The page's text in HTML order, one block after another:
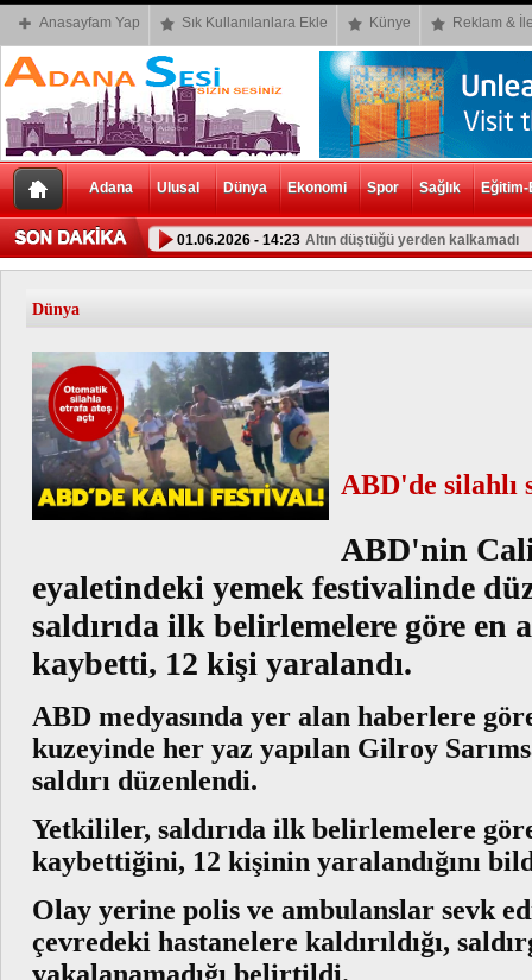
Anasayfam Yap Sık Kullanılanlara Ekle Künye Reklam &
Adana Ulusal Dünya Ekonomi Spor Sağlık
01.06.2026 - 14:23 Altın düştüğü yerden kalkamadı
Dünya
ABD'de silahlı
ABD'nin
eyaletindeki yemek festivalinde
saldırıda ilk belirlemelere göre en
kaybetti, 12 kişi yaralandı.
ABD medyasında yer alan haberlere
kuzeyinde her yaz yapılan Gilroy
saldırı düzenlendi.
Yetkililer, saldırıda ilk belirlemelere
kaybettiğini, 12 kişinin yaralandığını
Olay yerine polis ve ambulanslar sevk
çevredeki hastanelere kaldırıldığı,